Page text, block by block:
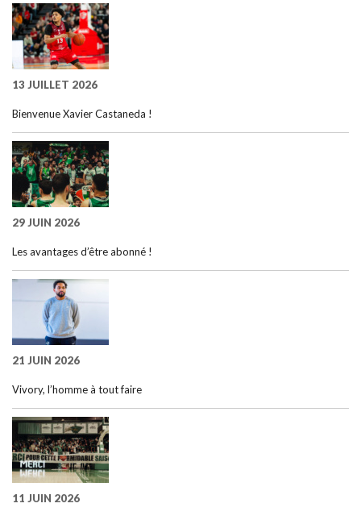
13 JUILLET 2026
Bienvenue Xavier Castaneda !
29 JUIN 2026
Les avantages d’être abonné !
21 JUIN 2026
Vivory, l’homme à tout faire
11 JUIN 2026